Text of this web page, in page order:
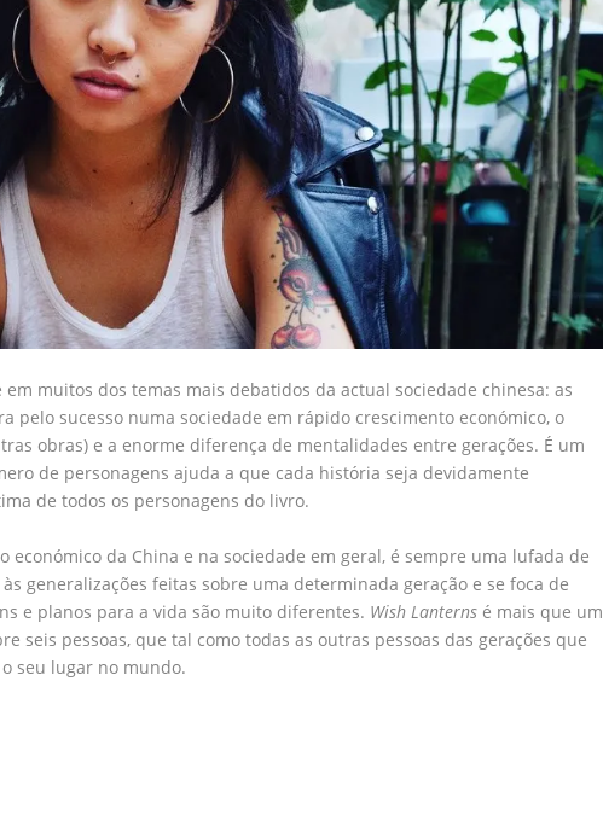
muitos dos temas mais debatidos da actual sociedade chinesa: as
pelo sucesso numa sociedade em rápido crescimento económico, o
obras) e a enorme diferença de mentalidades entre gerações. É um
de personagens ajuda a que cada história seja devidamente
de todos os personagens do livro.
económico da China e na sociedade em geral, é sempre uma lufada de
generalizações feitas sobre uma determinada geração e se foca de
e planos para a vida são muito diferentes. Wish Lanternsé mais que um
seis pessoas, que tal como todas as outras pessoas das gerações que
seu lugar no mundo.